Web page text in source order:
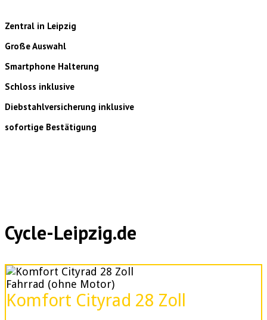
Zentral in Leipzig
Große Auswahl
Smartphone Halterung
Schloss inklusive
Diebstahlversicherung inklusive
sofortige Bestätigung
Cycle-Leipzig.de
Fahrrad (ohne Motor)
Komfort Cityrad 28 Zoll